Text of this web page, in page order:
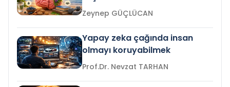
Zeynep GÜÇLÜCAN
Yapay zeka çağında insan
olmayı koruyabilmek
Prof.Dr. Nevzat TARHAN